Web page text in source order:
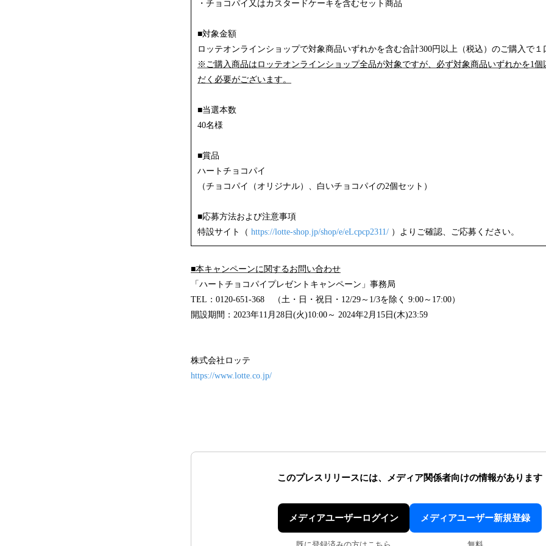
・チョコパイ又はカスタードケーキを含むセット商品
■対象金額
ロッテオンラインショップで対象商品いずれかを含む合計300円以上（税込）のご購入で１
※ご購入商品はロッテオンラインショップ全品が対象ですが、必ず対象商品いずれかを1個
だく必要がございます。
■当選本数
40名様
■賞品
ハートチョコパイ
（チョコパイ（オリジナル）、白いチョコパイの2個セット）
■応募方法および注意事項
特設サイト（ https://lotte-shop.jp/shop/e/eLcpcp2311/ ）よりご確認、ご応募ください。
■本キャンペーンに関するお問い合わせ
「ハートチョコパイプレゼントキャンペーン」事務局
TEL：0120-651-368 （土・日・祝日・12/29～1/3を除く 9:00～17:00）
開設期間：2023年11月28日(火)10:00～ 2024年2月15日(木)23:59
株式会社ロッテ
https://www.lotte.co.jp/
このプレスリリースには、 メディア関係者向けの情報があります
メディアユーザーログイン メディアユーザー新規登録